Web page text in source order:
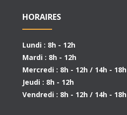
HORAIRES
Lundi : 8h - 12h
Mardi : 8h - 12h
Mercredi : 8h - 12h / 14h - 18h
Jeudi : 8h - 12h
Vendredi : 8h - 12h / 14h - 18h